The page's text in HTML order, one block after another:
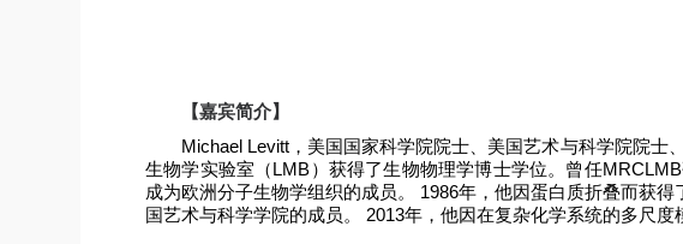
【嘉宾简介】
Michael Levitt，美国国家科学院院士、美国艺术与科学院院士
生物学实验室（LMB）获得了生物物理学博士学位。曾任MRCLMB
成为欧洲分子生物学组织的成员。
1986年，他因蛋白质折叠而获
国艺术与科学学院的成员。 2013年，他因在复杂化学系统的多尺度